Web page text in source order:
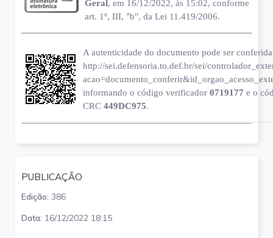
Geral, em 16/12/2022, às 15:02, conforme
art. 1º, III, "b", da Lei 11.419/2006.
A autenticidade do documento pode ser
http://sei.defensoria.to.def.br/sei/
informando o código verificador 0719177 e o
CRC 449DC975.
PUBLICAÇÃO
Edição: 386
Data: 16/12/2022 18:15